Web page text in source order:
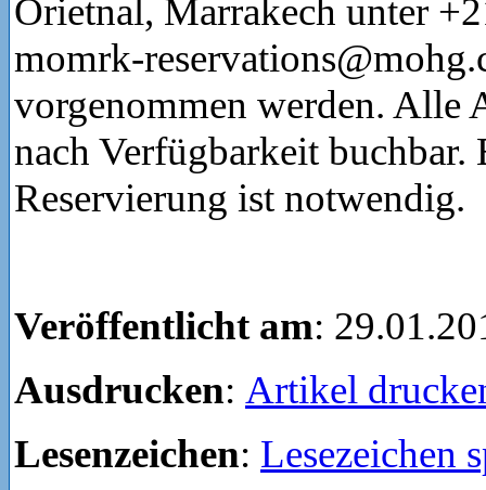
Orietnal, Marrakech unter
momrk-
vorgenommen werden. Alle
nach Verfügbarkeit buchbar.
Reservierung ist notwendig.
Veröffentlicht am:
Ausdrucken: Artikel
Lesenzeichen: Lesezeichen